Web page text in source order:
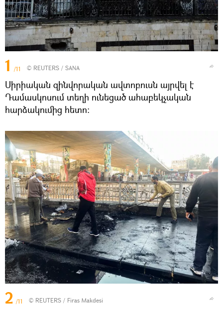
1 /11 © REUTERS / SANA
Սիրիական զինվորական ավտոբուսն այրվել է
Դամասկոսում տեղի ունեցած ահաբեկչական
հարձակումից հետո։
2 /11 © REUTERS / Firas Makdesi